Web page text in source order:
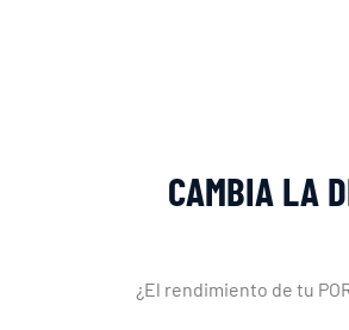
CAMBIA LA
¿El rendimiento de tu